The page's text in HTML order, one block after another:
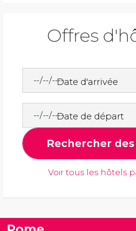
Offres
Date d'arrivée
Date de départ
Rechercher
Voir tous les hôtels